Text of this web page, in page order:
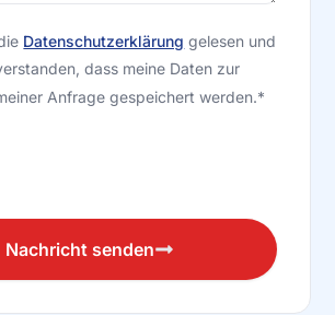
Datenschutzerklärung gelesen und
dass meine Daten zur
Anfrage gespeichert werden.*
Nachricht senden